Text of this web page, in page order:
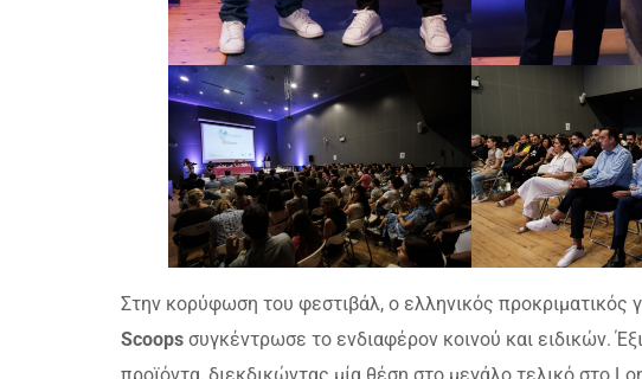
Στην κορύφωση του φεστιβάλ, ο ελληνικός προκριματικός
Scoops συγκέντρωσε το ενδιαφέρον κοινού και ειδικών.